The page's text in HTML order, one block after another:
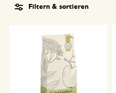
Filtern & sortieren